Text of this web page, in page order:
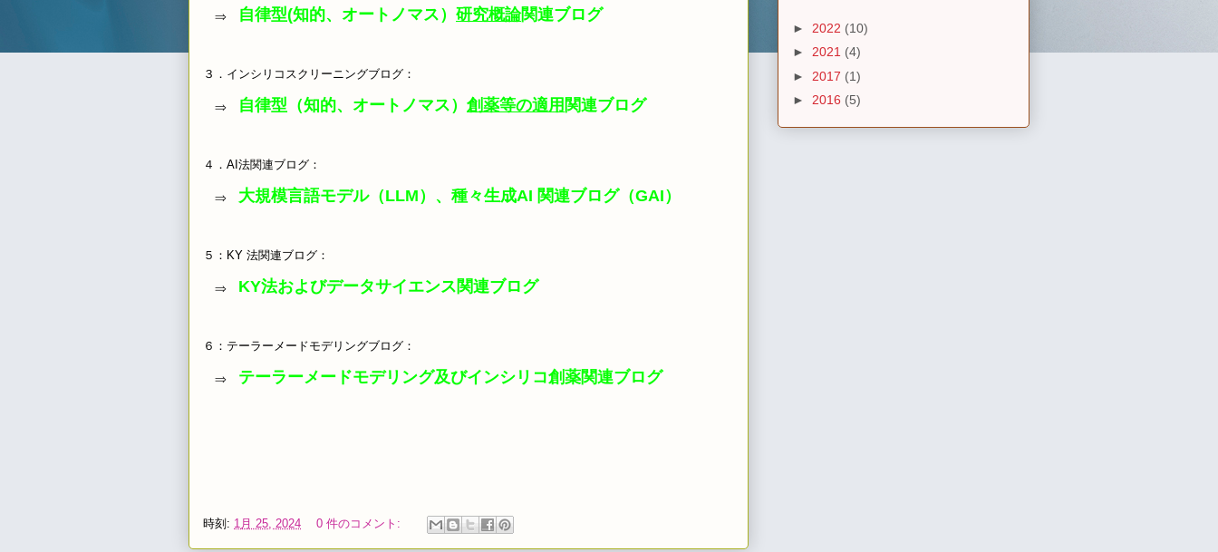
⇒ 自律型(知的、オートノマス） 研究概論関連ブログ
３．インシリコスクリーニングブログ：
⇒ 自律型（知的、オートノマス） 創薬等の適用 関連ブログ
４．AI法関連ブログ：
⇒ 大規模言語モデル（LLM）、種々生成AI 関連ブログ（GAI）
５：KY 法関連ブログ：
⇒ KY法およびデータサイエンス関連ブログ
６：テーラーメードモデリングブログ：
⇒ テーラーメードモデリング及びインシリコ創薬関連ブログ
時刻: 1月 25, 2024 0 件のコメント:
► 2022 (10)
► 2021 (4)
► 2017 (1)
► 2016 (5)